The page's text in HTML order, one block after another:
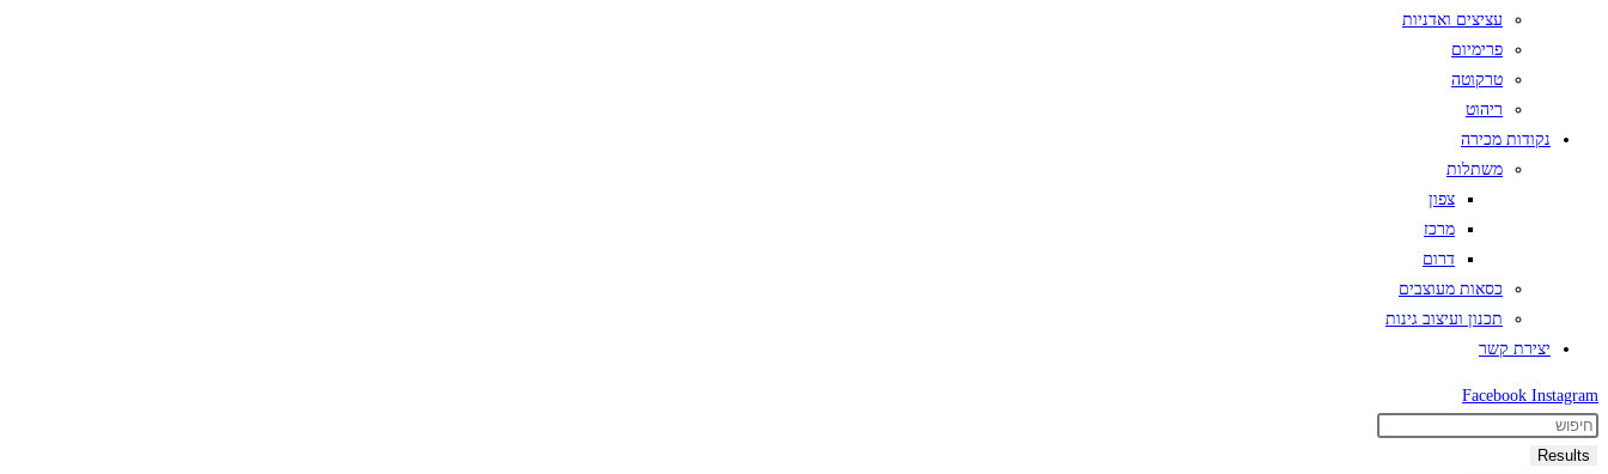
עציצים ואדניות
פרימיום
טרקוטה
ריהוט
נקודות מכירה
משתלות
צפון
מרכז
דרום
כסאות מעוצבים
תכנון ועיצוב גינות
יצירת קשר
Facebook Instagram
Search
...
Results